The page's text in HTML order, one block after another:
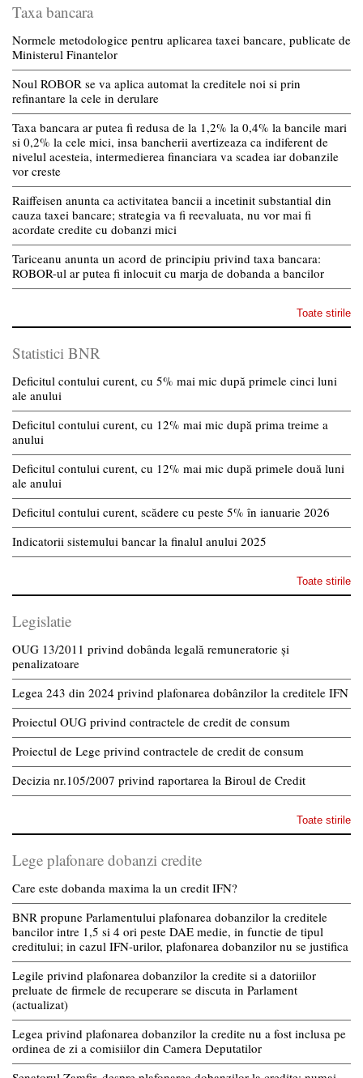
Taxa bancara
Normele metodologice pentru aplicarea taxei bancare, publicate de
Ministerul Finantelor
Noul ROBOR se va aplica automat la creditele noi si prin
refinantare la cele in derulare
Taxa bancara ar putea fi redusa de la 1,2% la 0,4% la bancile mari
si 0,2% la cele mici, insa bancherii avertizeaza ca indiferent de
nivelul acesteia, intermedierea financiara va scadea iar dobanzile
vor creste
Raiffeisen anunta ca activitatea bancii a incetinit substantial din
cauza taxei bancare; strategia va fi reevaluata, nu vor mai fi
acordate credite cu dobanzi mici
Tariceanu anunta un acord de principiu privind taxa bancara:
ROBOR-ul ar putea fi inlocuit cu marja de dobanda a bancilor
Toate stirile
Statistici BNR
Deficitul contului curent, cu 5% mai mic după primele cinci luni
ale anului
Deficitul contului curent, cu 12% mai mic după prima treime a
anului
Deficitul contului curent, cu 12% mai mic după primele două luni
ale anului
Deficitul contului curent, scădere cu peste 5% în ianuarie 2026
Indicatorii sistemului bancar la finalul anului 2025
Toate stirile
Legislatie
OUG 13/2011 privind dobânda legală remuneratorie și
penalizatoare
Legea 243 din 2024 privind plafonarea dobânzilor la creditele IFN
Proiectul OUG privind contractele de credit de consum
Proiectul de Lege privind contractele de credit de consum
Decizia nr.105/2007 privind raportarea la Biroul de Credit
Toate stirile
Lege plafonare dobanzi credite
Care este dobanda maxima la un credit IFN?
BNR propune Parlamentului plafonarea dobanzilor la creditele
bancilor intre 1,5 si 4 ori peste DAE medie, in functie de tipul
creditului; in cazul IFN-urilor, plafonarea dobanzilor nu se justifica
Legile privind plafonarea dobanzilor la credite si a datoriilor
preluate de firmele de recuperare se discuta in Parlament
(actualizat)
Legea privind plafonarea dobanzilor la credite nu a fost inclusa pe
ordinea de zi a comisiilor din Camera Deputatilor